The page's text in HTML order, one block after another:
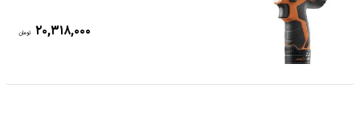
۲۰,۳۱۸,۰۰۰ تومان